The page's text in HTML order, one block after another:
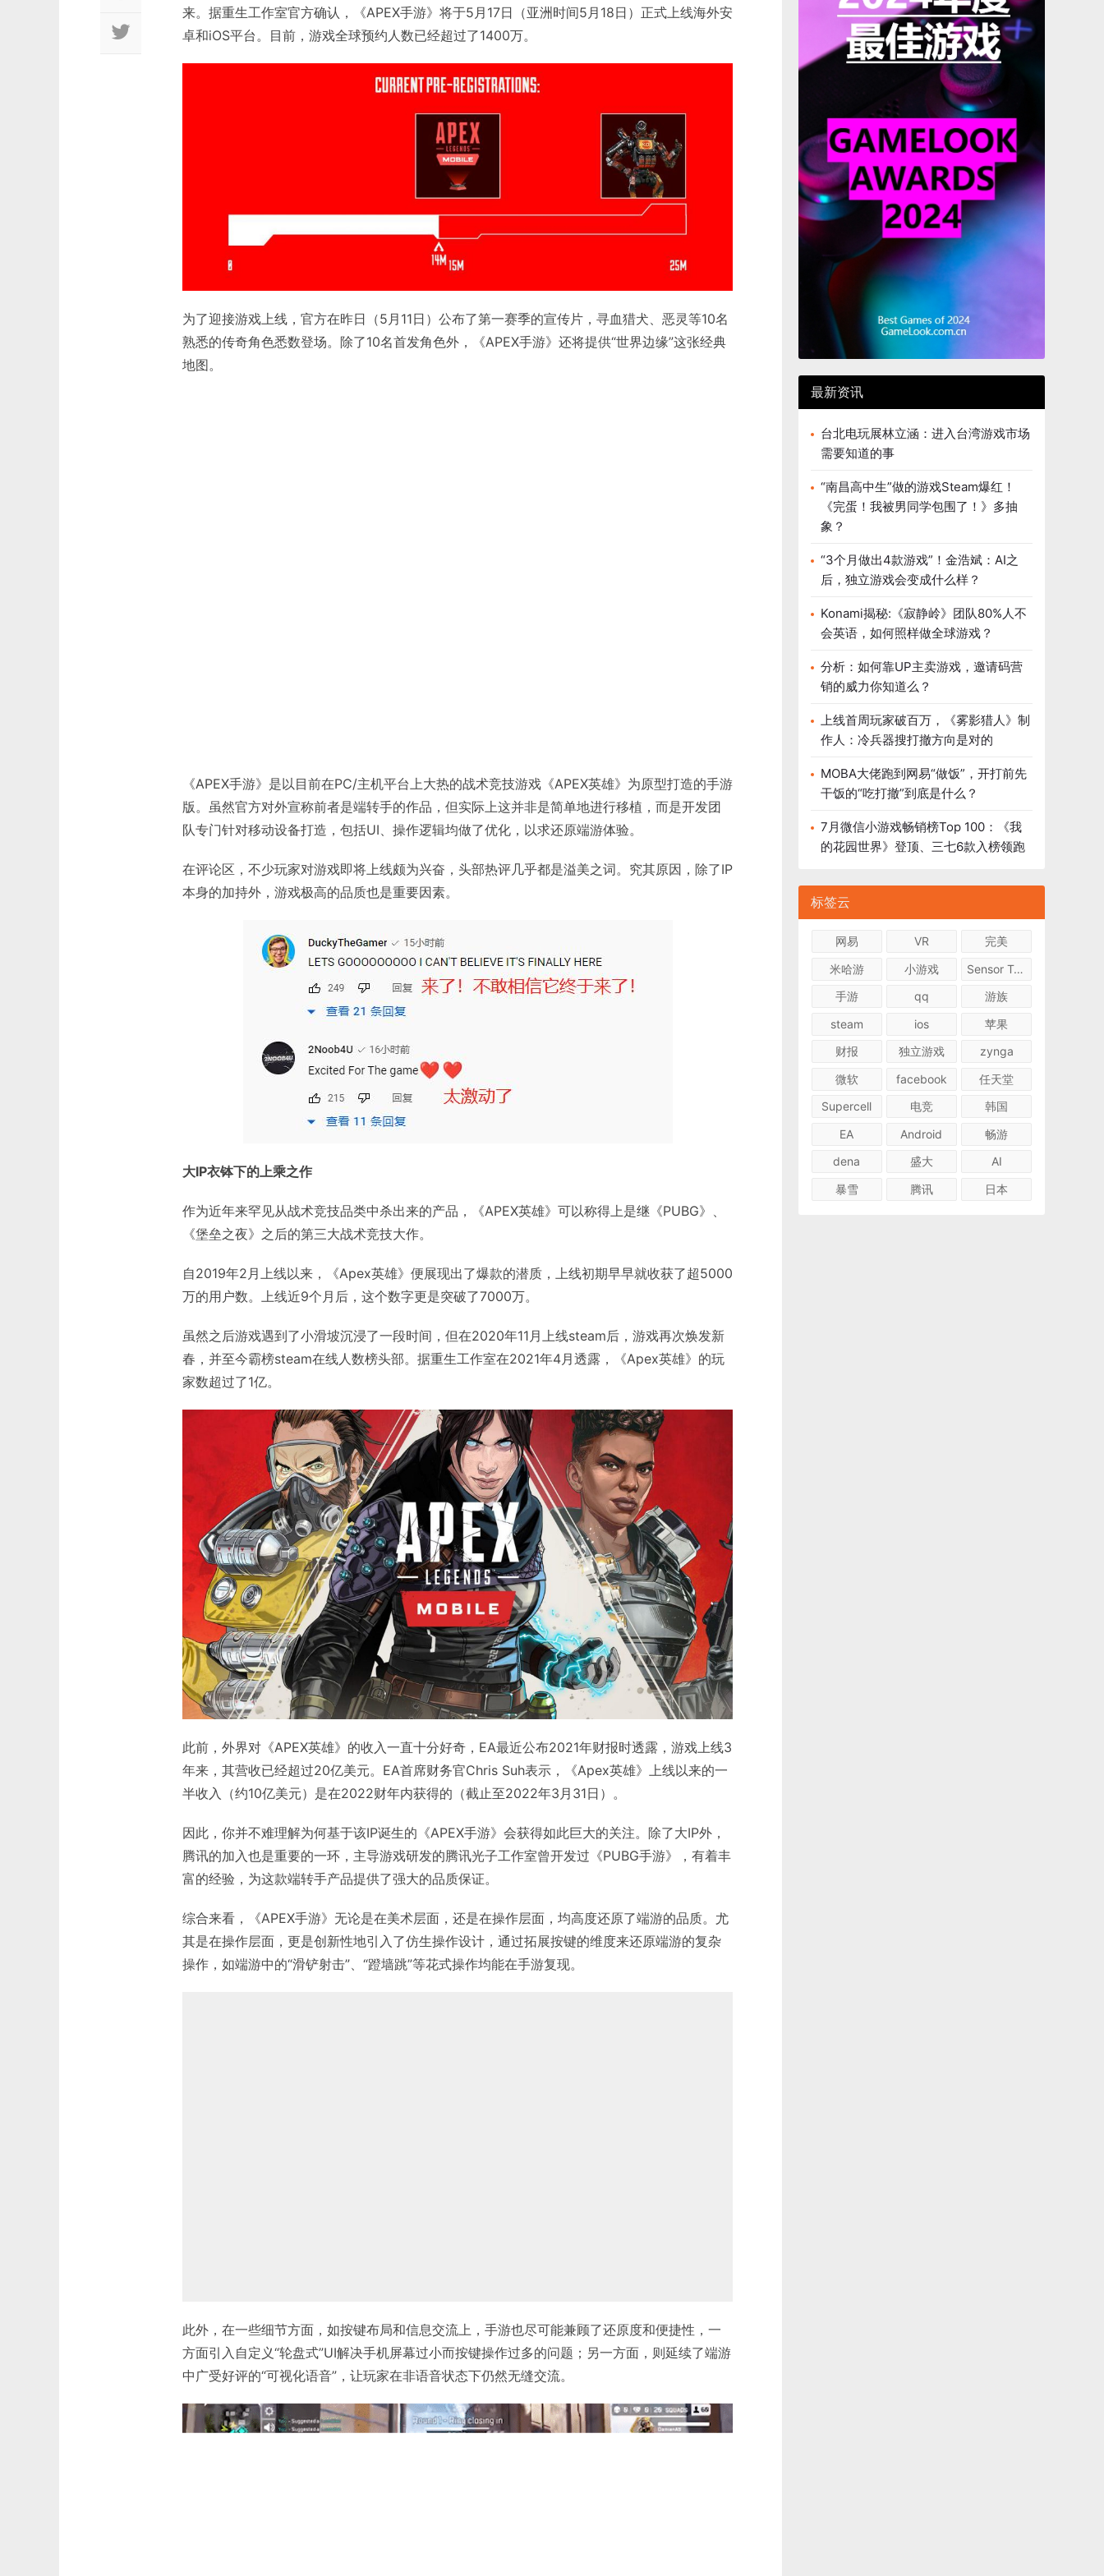
来。据重生工作室官方确认，《APEX手游》将于5月17日（亚洲时间5月18日）正式上线海外安
卓和iOS平台。目前，游戏全球预约人数已经超过了1400万。
为了迎接游戏上线，官方在昨日（5月11日）公布了第一赛季的宣传片，寻血猎犬、恶灵等10名
熟悉的传奇角色悉数登场。除了10名首发角色外，《APEX手游》还将提供“世界边缘”这张经典
地图。
《APEX手游》是以目前在PC/主机平台上大热的战术竞技游戏《APEX英雄》为原型打造的手游
版。虽然官方对外宣称前者是端转手的作品，但实际上这并非是简单地进行移植，而是开发团
队专门针对移动设备打造，包括UI、操作逻辑均做了优化，以求还原端游体验。
在评论区，不少玩家对游戏即将上线颇为兴奋，头部热评几乎都是溢美之词。究其原因，除了IP
本身的加持外，游戏极高的品质也是重要因素。
大IP衣钵下的上乘之作
作为近年来罕见从战术竞技品类中杀出来的产品，《APEX英雄》可以称得上是继《PUBG》、
《堡垒之夜》之后的第三大战术竞技大作。
自2019年2月上线以来，《Apex英雄》便展现出了爆款的潜质，上线初期早早就收获了超5000
万的用户数。上线近9个月后，这个数字更是突破了7000万。
虽然之后游戏遇到了小滑坡沉浸了一段时间，但在2020年11月上线steam后，游戏再次焕发新
春，并至今霸榜steam在线人数榜头部。据重生工作室在2021年4月透露，《Apex英雄》的玩
家数超过了1亿。
此前，外界对《APEX英雄》的收入一直十分好奇，EA最近公布2021年财报时透露，游戏上线3
年来，其营收已经超过20亿美元。EA首席财务官Chris Suh表示，《Apex英雄》上线以来的一
半收入（约10亿美元）是在2022财年内获得的（截止至2022年3月31日）。
因此，你并不难理解为何基于该IP诞生的《APEX手游》会获得如此巨大的关注。除了大IP外，
腾讯的加入也是重要的一环，主导游戏研发的腾讯光子工作室曾开发过《PUBG手游》，有着丰
富的经验，为这款端转手产品提供了强大的品质保证。
综合来看，《APEX手游》无论是在美术层面，还是在操作层面，均高度还原了端游的品质。尤
其是在操作层面，更是创新性地引入了仿生操作设计，通过拓展按键的维度来还原端游的复杂
操作，如端游中的“滑铲射击”、“蹬墙跳”等花式操作均能在手游复现。
此外，在一些细节方面，如按键布局和信息交流上，手游也尽可能兼顾了还原度和便捷性，一
方面引入自定义“轮盘式”UI解决手机屏幕过小而按键操作过多的问题；另一方面，则延续了端游
中广受好评的“可视化语音”，让玩家在非语音状态下仍然无缝交流。
最新资讯
台北电玩展林立涵：进入台湾游戏市场
需要知道的事
“南昌高中生”做的游戏Steam爆红！
《完蛋！我被男同学包围了！》多抽
象？
“3个月做出4款游戏”！金浩斌：AI之
后，独立游戏会变成什么样？
Konami揭秘:《寂静岭》团队80%人不
会英语，如何照样做全球游戏？
分析：如何靠UP主卖游戏，邀请码营
销的威力你知道么？
上线首周玩家破百万，《雾影猎人》制
作人：冷兵器搜打撤方向是对的
MOBA大佬跑到网易“做饭”，开打前先
干饭的“吃打撤”到底是什么？
7月微信小游戏畅销榜Top 100：《我
的花园世界》登顶、三七6款入榜领跑
标签云
网易 VR
完美
米哈游
小游戏
Sensor Tower
手游
qq
游族
steam
ios
苹果
财报
独立游戏
zynga
微软
facebook
任天堂
Supercell
电竞
韩国
EA
Android
畅游
dena
盛大
AI
暴雪
腾讯 日本